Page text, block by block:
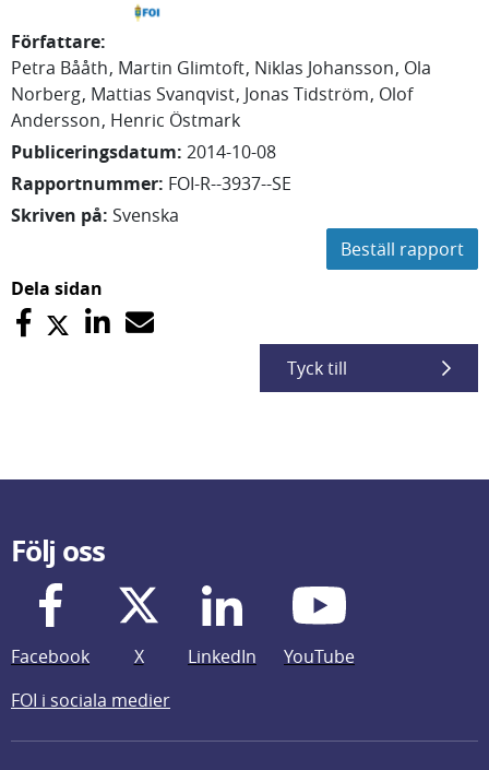
Författare:
Petra Bååth Martin Glimtoft Niklas Johansson Ola
Norberg Mattias Svanqvist Jonas Tidström Olof
Andersson Henric Östmark
Publiceringsdatum: 2014-10-08
Rapportnummer: FOI-R--3937--SE
Skriven på: Svenska
Beställ rapport
Dela sidan
Tyck till
Följ oss
Facebook X LinkedIn
YouTube
FOI i sociala medier